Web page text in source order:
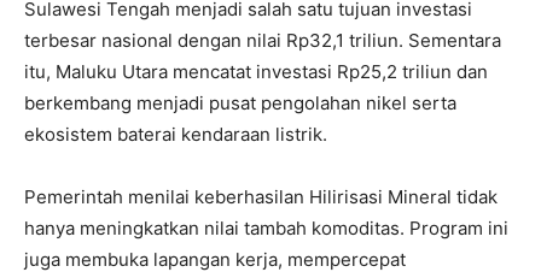
Sulawesi Tengah menjadi salah satu tujuan investasi
terbesar nasional dengan nilai Rp32,1 triliun. Sementara
itu, Maluku Utara mencatat investasi Rp25,2 triliun dan
berkembang menjadi pusat pengolahan nikel serta
ekosistem baterai kendaraan listrik.
Pemerintah menilai keberhasilan Hilirisasi Mineral tidak
hanya meningkatkan nilai tambah komoditas. Program ini
juga membuka lapangan kerja, mempercepat